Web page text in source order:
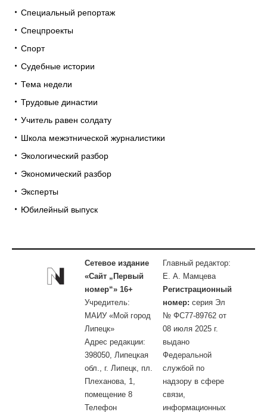
Специальный репортаж
Спецпроекты
Спорт
Судебные истории
Тема недели
Трудовые династии
Учитель равен солдату
Школа межэтнической журналистики
Экологический разбор
Экономический разбор
Эксперты
Юбилейный выпуск
Сетевое издание
«Сайт „Первый
номер“» 16+
Учредитель:
МАИУ «Мой город
Липецк»
Адрес редакции:
398050, Липецкая
обл., г. Липецк, пл.
Плеханова, 1,
помещение 8
Телефон
Главный редактор:
Е. А. Мамцева
Регистрационный
номер: серия Эл
№ ФС77-89762 от
08 июля 2025 г.
выдано
Федеральной
службой по
надзору в сфере
связи,
информационных